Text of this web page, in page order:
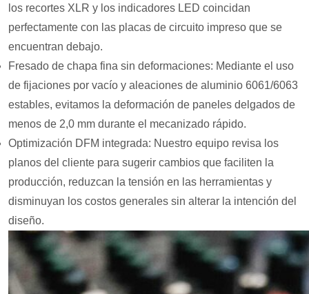
los recortes XLR y los indicadores LED coincidan
perfectamente con las placas de circuito impreso que se
encuentran debajo.
Fresado de chapa fina sin deformaciones: Mediante el uso
de fijaciones por vacío y aleaciones de aluminio 6061/6063
estables, evitamos la deformación de paneles delgados de
menos de 2,0 mm durante el mecanizado rápido.
Optimización DFM integrada: Nuestro equipo revisa los
planos del cliente para sugerir cambios que faciliten la
producción, reduzcan la tensión en las herramientas y
disminuyan los costos generales sin alterar la intención del
diseño.